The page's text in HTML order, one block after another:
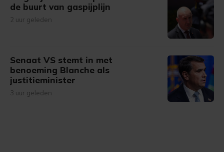
de buurt van gaspijplijn
2 uur geleden
Senaat VS stemt in met
benoeming Blanche als
justitieminister
3 uur geleden